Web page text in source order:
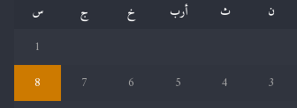
ن ث أرب خ ج
س
1
3
4
5
6
7
8